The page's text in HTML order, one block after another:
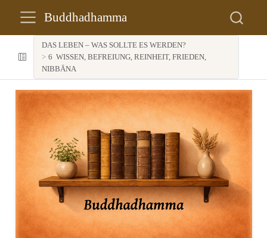
Buddhadhamma
DAS LEBEN – WAS SOLLTE ES WERDEN?
6 WISSEN, BEFREIUNG, REINHEIT, FRIEDEN,
NIBBĀNA